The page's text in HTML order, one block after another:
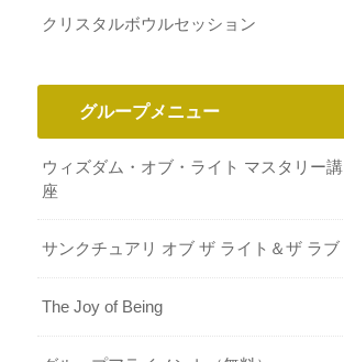
クリスタルボウルセッション
グループメニュー
ウィズダム・オブ・ライト マスタリー講
座
サンクチュアリ オブ ザ ライト＆ザ ラブ
The Joy of Being